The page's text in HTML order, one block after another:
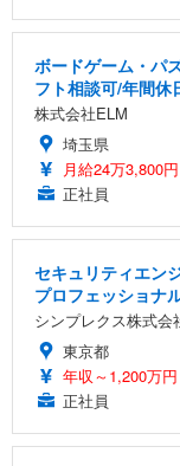
ボードゲーム・パ
フト相談可/年間休
株式会社ELM
埼玉県
月給24万3,800
正社員
セキュリティエン
プロフェッショナ
シンプレクス株式会
東京都
年収～1,200万円
正社員